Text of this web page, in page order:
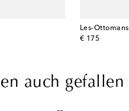
Les-Ottomans
€ 175
original price
auch gefallen